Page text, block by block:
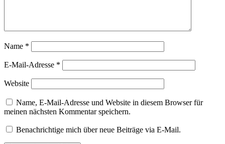
Name *
E-Mail-Adresse *
Website
Name, E-Mail-Adresse und Website in diesem Browser für
meinen nächsten Kommentar speichern.
Benachrichtige mich über neue Beiträge via E-Mail.